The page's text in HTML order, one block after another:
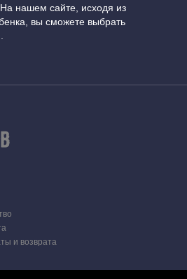
нашем сайте, исходя из
вы сможете выбрать
и возврата